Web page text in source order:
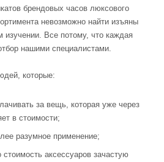
брендовых часов люксового
невозможно найти изъяны
Все потому, что каждая
нашими специалистами.
которые:
за вещь, которая уже через
в стоимости;
разумное применение;
аксессуаров зачастую